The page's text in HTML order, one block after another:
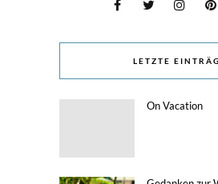
LETZTE
On Vacation